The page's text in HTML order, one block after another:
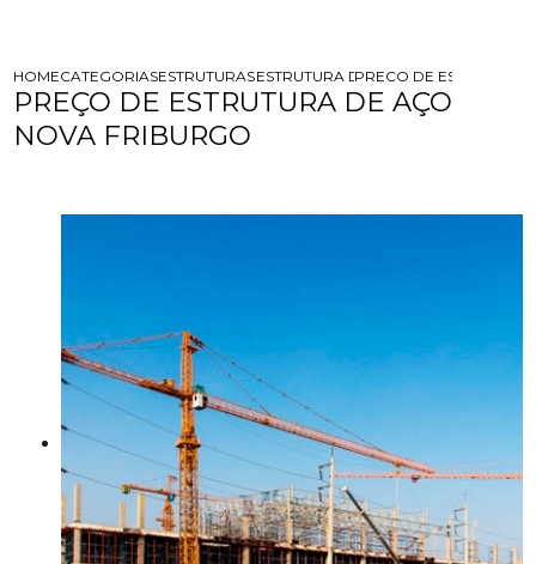
HOMECATEGORIASESTRUTURAS DE ACOESTRUTURA DE ACO EM EDIFICACAO
PRECO DE
PREÇO DE ESTRUTURA DE AÇO
NOVA FRIBURGO